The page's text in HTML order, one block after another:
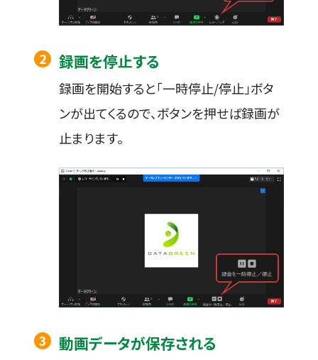
録画を停止する
録画を開始すると「一時停止/停止」ボタ
ンが出てくるので、ボタンを押せば録画が
止まります。
動画データが保存される